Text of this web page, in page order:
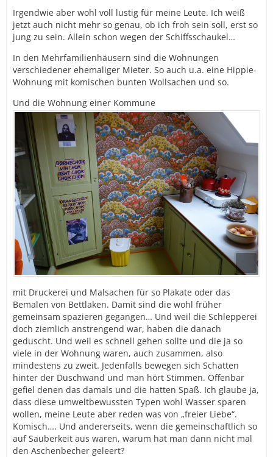
Irgendwie aber wohl voll lustig für meine Leute. Ich weiß
jetzt auch nicht mehr so genau, ob ich froh sein soll, erst so
jung zu sein. Allein schon wegen der Schiffsschaukel…
In den Mehrfamilienhäusern sind die Wohnungen
verschiedener ehemaliger Mieter. So auch u.a. eine Hippie-
Wohnung mit komischen bunten Wollsachen und so.
Und die Wohnung einer Kommune
mit Druckerei und Malsachen für so Plakate oder das
Bemalen von Bettlaken. Damit sind die wohl früher
gemeinsam spazieren gegangen… Und weil die Schlepperei
doch ziemlich anstrengend war, haben die danach
geduscht. Und weil es schnell gehen sollte und die ja so
viele in der Wohnung waren, auch zusammen, also
mindestens zu zweit. Jedenfalls bewegen sich Schatten
hinter der Duschwand und man hört Stimmen. Offenbar
gefiel denen das damals und die hatten Spaß. Ich glaube ja,
dass diese umweltbewussten Typen wohl Wasser sparen
wollen, meine Leute aber reden was von „freier Liebe“.
Komisch…. Und andererseits, wenn die gemeinschaftlich so
auf Sauberkeit aus waren, warum hat man dann nicht mal
den Aschenbecher geleert?